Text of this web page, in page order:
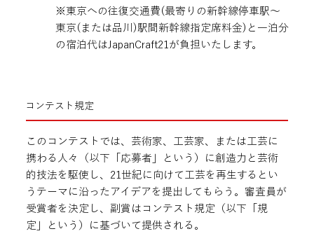
コンテスト規定
このコンテストでは、芸術家、工芸家、または工芸に
携わる人々（以下「応募者」という）に創造力と芸術
的技法を駆使し、21世紀に向けて工芸を再生するとい
うテーマに沿ったアイデアを提出してもらう。審査員が
受賞者を決定し、副賞はコンテスト規定（以下「規
定」という）に基づいて提供される。
※東京への往復交通費(最寄りの新幹線停車駅〜
東京(または品川)駅間新幹線指定席料金)と一泊分
の宿泊代はJapanCraft21が負担いたします。